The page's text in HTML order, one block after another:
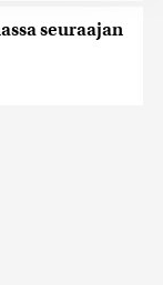
käytät
näitä
tai joita on
seuraajan